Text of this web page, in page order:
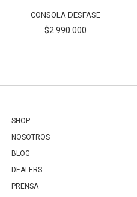
CONSOLA DESFASE
$2.990.000
SHOP
NOSOTROS
BLOG
DEALERS
PRENSA